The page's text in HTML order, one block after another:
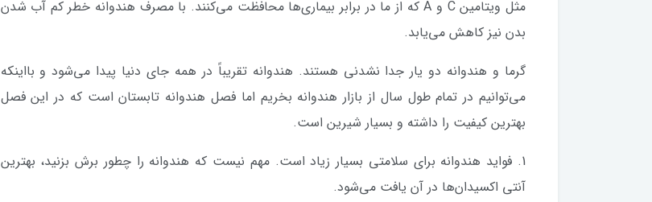
مثل ویتامین‌ C و A که از ما در برابر بیماری‌ها محافظت می‌کنند. با مصرف هندوانه خطر کم ‌آب شدن
بدن نیز کاهش می‌‌یابد.
گرما و هندوانه دو یار جدا نشدنی هستند. هندوانه تقریباً در همه جای دنیا پیدا می‌شود و بااینکه
می‌توانیم در تمام طول سال از بازار هندوانه بخریم اما فصل هندوانه تابستان است که در این فصل
بهترین کیفیت را داشته و بسیار شیرین است.
1. فواید هندوانه برای سلامتی بسیار زیاد است. مهم نیست که هندوانه را چطور برش بزنید، بهترین
آنتی ‌اکسیدان‌ها در آن یافت می‌شود.